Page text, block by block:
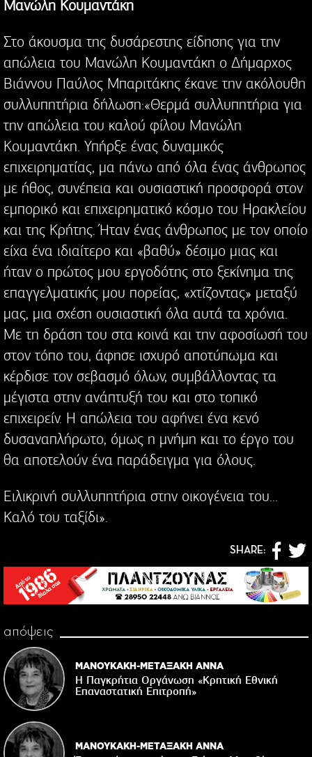
Μανώλη Κουμαντάκη
Στο άκουσμα της δυσάρεστης είδησης για την
απώλεια του Μανώλη Κουμαντάκη ο Δήμαρχος
Βιάννου Παύλος Μπαριτάκης έκανε την ακόλουθη
συλλυπητήρια δήλωση:«Θερμά συλλυπητήρια για
την απώλεια του καλού φίλου Μανώλη
Κουμαντάκη. Υπήρξε ένας δυναμικός
επιχειρηματίας, μα πάνω από όλα ένας άνθρωπος
με ήθος, συνέπεια και ουσιαστική προσφορά στον
εμπορικό και επιχειρηματικό κόσμο του Ηρακλείου
και της Κρήτης. Ήταν ένας άνθρωπος με τον οποίο
είχα ένα ιδιαίτερο και «βαθύ» δέσιμο μιας και
ήταν ο πρώτος μου εργοδότης στο ξεκίνημα της
επαγγελματικής μου πορείας, «χτίζοντας» μεταξύ
μας, μια σχέση ουσιαστική όλα αυτά τα χρόνια.
Με τη δράση του στα κοινά και την αφοσίωσή του
στον τόπο του, άφησε ισχυρό αποτύπωμα και
κέρδισε τον σεβασμό όλων, συμβάλλοντας τα
μέγιστα στην ανάπτυξή του και στο τοπικό
επιχειρείν. Η απώλεια του αφήνει ένα κενό
δυσαναπλήρωτο, όμως η μνήμη και το έργο του
θα αποτελούν ένα παράδειγμα για όλους.
Ειλικρινή συλλυπητήρια στην οικογένεια του...
Καλό του ταξίδι».
SHARE:
απόψεις
ΜΑΝΟΥΚΑΚΗ-ΜΕΤΑΞΑΚΗ ΑΝΝΑ
Η Παγκρήτια Οργάνωση «Κρητική Εθνική
Επαναστατική Eπιτροπή»
ΜΑΝΟΥΚΑΚΗ-ΜΕΤΑΞΑΚΗ ΑΝΝΑ